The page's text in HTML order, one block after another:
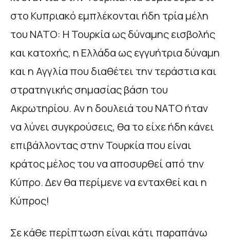
στο Κυπριακό εμπλέκονται ήδη τρία μέλη
του ΝΑΤΟ: Η Τουρκία ως δύναμης εισβολής
και κατοχής, η Ελλάδα ως εγγυήτρια δύναμη
και η Αγγλία που διαθέτει την τεράστια και
στρατηγικής σημασίας βάση του
Ακρωτηρίου. Αν η δουλειά του ΝΑΤΟ ήταν
να λύνει συγκρούσεις, θα το είχε ήδη κάνει
επιβάλλοντας στην Τουρκία που είναι
κράτος μέλος του να αποσυρθεί από την
Κύπρο. Δεν θα περίμενε να ενταχθεί και η
Κύπρος!
Σε κάθε περίπτωση είναι κάτι παραπάνω